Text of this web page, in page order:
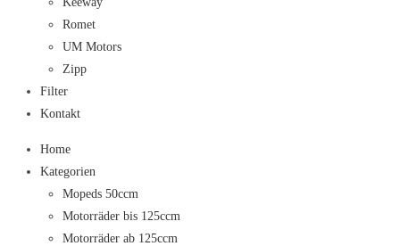
Romet
UM Motors
Zipp
Filter
Kontakt
Home
Kategorien
Mopeds 50ccm
Motorräder bis 125ccm
Motorräder ab 125ccm